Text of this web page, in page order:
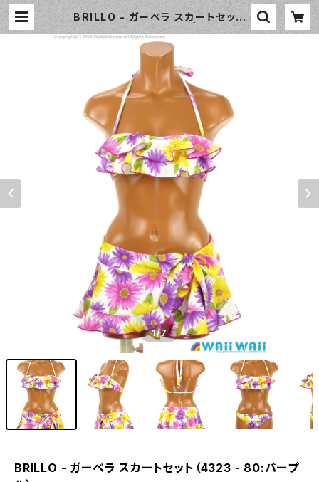
BRILLO - ガーベラ スカートセット
（4323 - 80:パープル） | WaiiWai
i Swimwear Shop（ワイワイ水着）
1/7
BRILLO - ガーベラ スカートセット（4323 - 80:パープ